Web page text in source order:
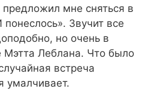
мне сняться в
Звучит все
но очень в
Леблана. Что было
встреча
умалчивает.